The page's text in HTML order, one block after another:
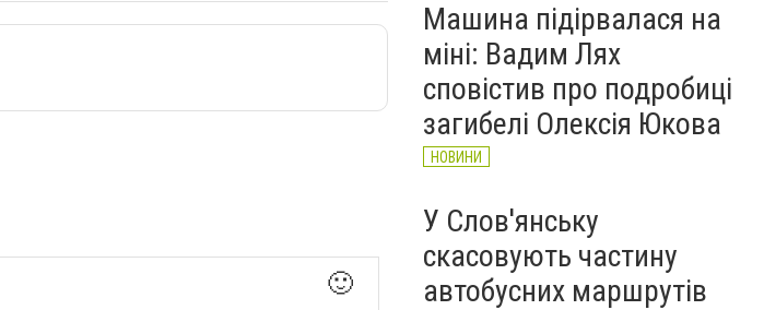
🙂
Машина підірвалася на
міні: Вадим Лях
сповістив про подробиці
загибелі Олексія Юкова
НОВИНИ
У Слов'янську
скасовують частину
автобусних маршрутів